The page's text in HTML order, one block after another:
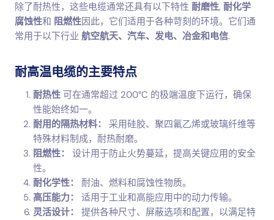
除了耐热性，这些电缆通常还具有以下特性 耐磨性, 耐化学
腐蚀性和 阻燃性因此，它们适用于各种苛刻的环境。它们通
常用于以下行业 航空航天、汽车、发电、冶金和电信.
耐高温电缆的主要特点
耐热性 可在通常超过 200°C 的极端温度下运行，确保
性能始终如一。
耐用的隔热材料：
采用硅胶、聚四氟乙烯或玻璃纤维等
特殊材料制成，耐热耐磨。
阻燃性：
设计用于防止火势蔓延，提高关键应用的安全
性。
耐化学性：
耐油、燃料和腐蚀性物质。
高压能力：
适用于工业和高能应用中的动力传输。
灵活设计：
提供各种尺寸、屏蔽选项和配置，以满足特